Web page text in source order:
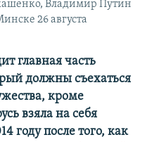
Владимир Путин
26 августа
главная часть
должны съехаться
кроме
взяла на себя
году после того, как